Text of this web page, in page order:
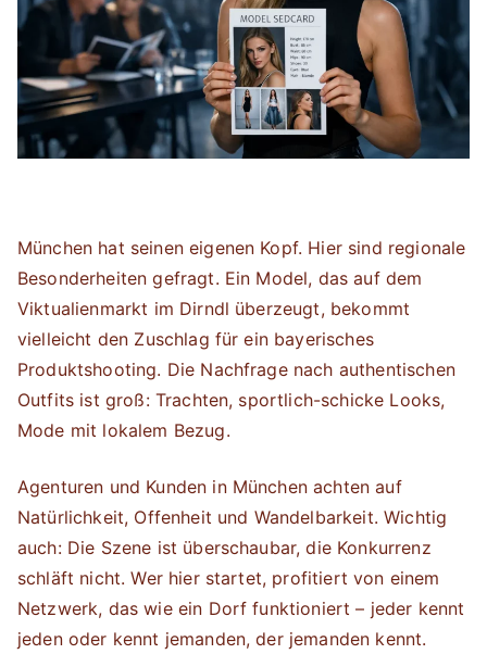
München hat seinen eigenen Kopf. Hier sind regionale
Besonderheiten gefragt. Ein Model, das auf dem
Viktualienmarkt im Dirndl überzeugt, bekommt
vielleicht den Zuschlag für ein bayerisches
Produktshooting. Die Nachfrage nach authentischen
Outfits ist groß: Trachten, sportlich-schicke Looks,
Mode mit lokalem Bezug.
Agenturen und Kunden in München achten auf
Natürlichkeit, Offenheit und Wandelbarkeit. Wichtig
auch: Die Szene ist überschaubar, die Konkurrenz
schläft nicht. Wer hier startet, profitiert von einem
Netzwerk, das wie ein Dorf funktioniert – jeder kennt
jeden oder kennt jemanden, der jemanden kennt.